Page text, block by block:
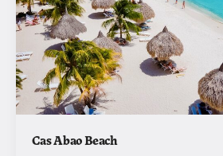
Cas Abao Beach